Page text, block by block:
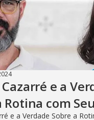
e a
Rotina com
e a Verdade Sobre a